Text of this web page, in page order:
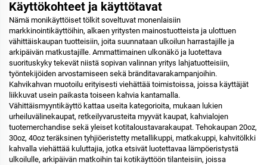
Käyttökohteet ja käyttötavat
Nämä monikäyttöiset tölkit soveltuvat monenlaisiin
markkinointikäyttöihin, alkaen yritysten mainostuotteista ja ulottuen
vähittäiskaupan tuotteisiin, joita suunnataan ulkoilun harrastajille ja
arkipäivän matkustajille. Ammattimainen ulkonäkö ja luotettava
suorituskyky tekevät niistä sopivan valinnan yritys lahjatuotteisiin,
työntekijöiden arvostamiseen sekä bränditavarakampanjoihin.
Kahvikahvan muotoilu erityisesti viehättää toimistoissa, joissa käyttäjät
liikkuvat usein paikasta toiseen kahvia kantamalla.
Vähittäismyyntikäyttö kattaa useita kategorioita, mukaan lukien
urheiluvälinekaupat, retkeilyvarusteita myyvät kaupat, kahvialojen
tuotemerchandise sekä yleiset kotitaloustavarakaupat. Tehokaupan 20oz,
30oz, 40oz teräksinen tyhjiöeristetty metallikuppi, matkakuppi, kahvitölkki
kahvalla viehättää kuluttajia, jotka etsivät luotettavaa lämpöeristystä
ulkoilulle, arkipäivän matkoihin tai kotikäyttöön tilanteisiin, joissa